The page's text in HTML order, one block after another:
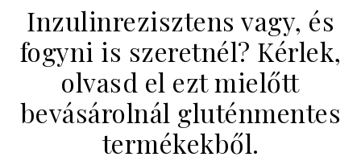
Inzulinrezisztens vagy, és
fogyni is szeretnél? Kérlek,
olvasd el ezt mielőtt
bevásárolnál gluténmentes
termékekből.